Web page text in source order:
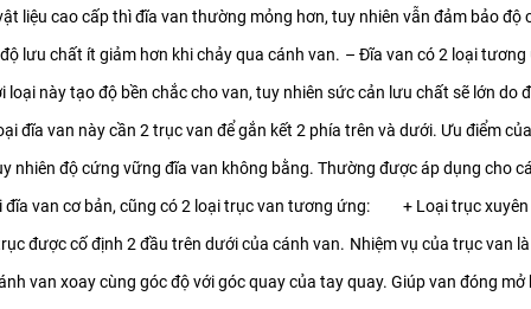
liệu cao cấp thì đĩa van thường mỏng hơn, tuy nhiên vẫn đảm bảo độ
lưu chất ít giảm hơn khi chảy qua cánh van. – Đĩa van có 2 loại
loại này tạo độ bền chắc cho van, tuy nhiên sức cản lưu chất sẽ lớn do
đĩa van này cần 2 trục van để gắn kết 2 phía trên và dưới. Ưu điểm
nhiên độ cứng vững đĩa van không bằng. Thường được áp dụng cho
van cơ bản, cũng có 2 loại trục van tương ứng:
+ Loại trục xuyên
được cố định 2 đầu trên dưới của cánh van. Nhiệm vụ của trục van
van xoay cùng góc độ với góc quay của tay quay. Giúp van đóng